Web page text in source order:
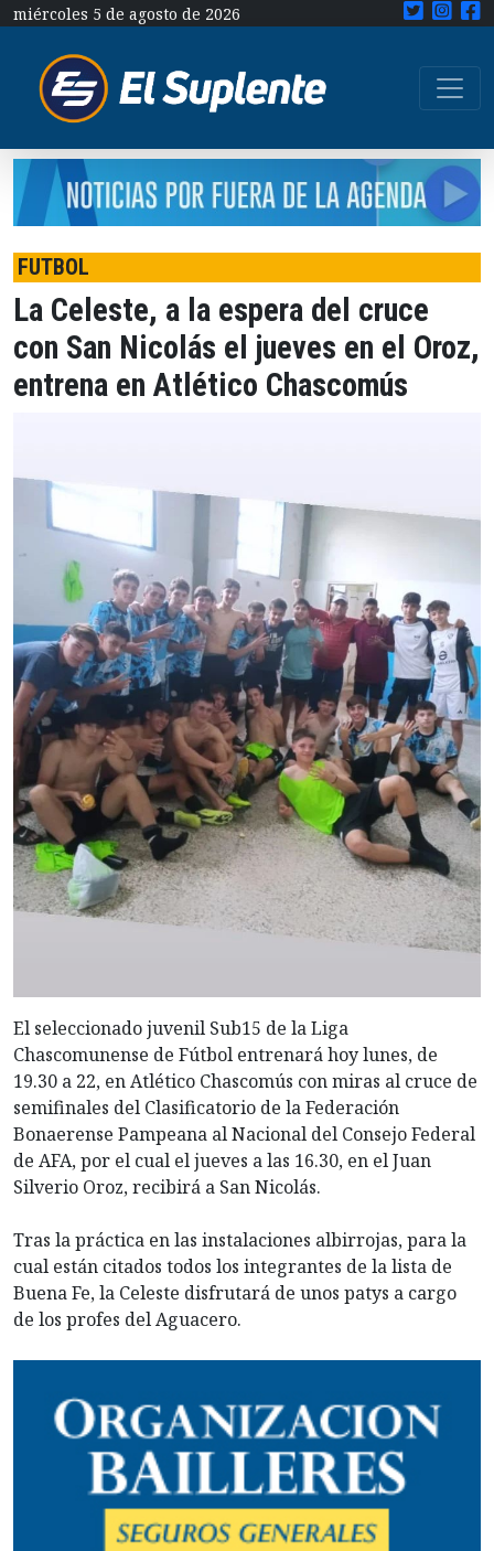
miércoles 5 de agosto de 2026
FUTBOL
La Celeste, a la espera del cruce
con San Nicolás el jueves en el Oroz,
entrena en Atlético Chascomús
El seleccionado juvenil Sub15 de la Liga
Chascomunense de Fútbol entrenará hoy lunes, de
19.30 a 22, en Atlético Chascomús con miras al cruce de
semifinales del Clasificatorio de la Federación
Bonaerense Pampeana al Nacional del Consejo Federal
de AFA, por el cual el jueves a las 16.30, en el Juan
Silverio Oroz, recibirá a San Nicolás.
Tras la práctica en las instalaciones albirrojas, para la
cual están citados todos los integrantes de la lista de
Buena Fe, la Celeste disfrutará de unos patys a cargo
de los profes del Aguacero.